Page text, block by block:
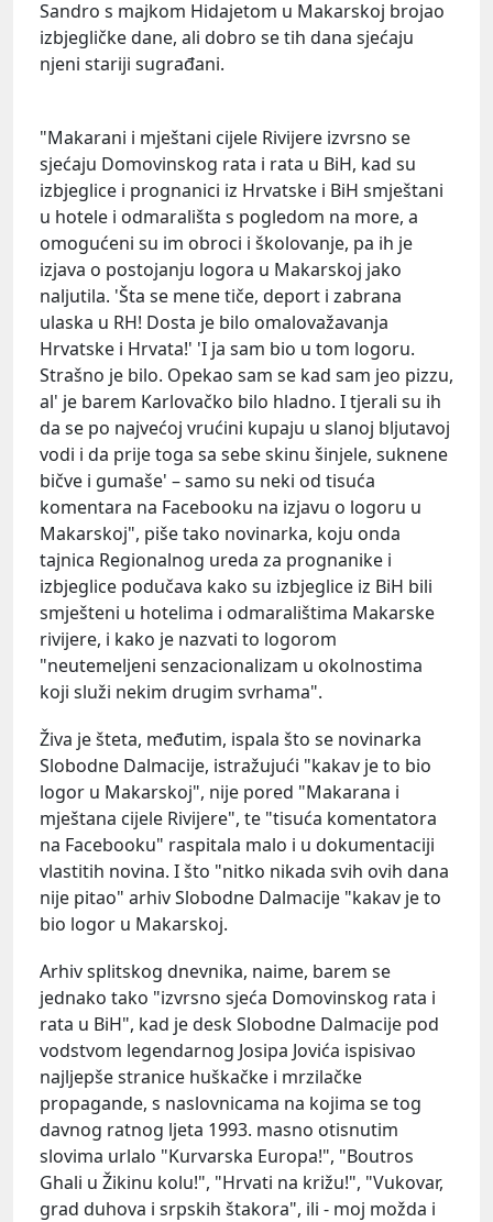
Sandro s majkom Hidajetom u Makarskoj brojao
izbjegličke dane, ali dobro se tih dana sjećaju
njeni stariji sugrađani.
"Makarani i mještani cijele Rivijere izvrsno se
sjećaju Domovinskog rata i rata u BiH, kad su
izbjeglice i prognanici iz Hrvatske i BiH smještani
u hotele i odmarališta s pogledom na more, a
omogućeni su im obroci i školovanje, pa ih je
izjava o postojanju logora u Makarskoj jako
naljutila. 'Šta se mene tiče, deport i zabrana
ulaska u RH! Dosta je bilo omalovažavanja
Hrvatske i Hrvata!' 'I ja sam bio u tom logoru.
Strašno je bilo. Opekao sam se kad sam jeo pizzu,
al' je barem Karlovačko bilo hladno. I tjerali su ih
da se po najvećoj vrućini kupaju u slanoj bljutavoj
vodi i da prije toga sa sebe skinu šinjele, suknene
bičve i gumaše' – samo su neki od tisuća
komentara na Facebooku na izjavu o logoru u
Makarskoj", piše tako novinarka, koju onda
tajnica Regionalnog ureda za prognanike i
izbjeglice podučava kako su izbjeglice iz BiH bili
smješteni u hotelima i odmaralištima Makarske
rivijere, i kako je nazvati to logorom
"neutemeljeni senzacionalizam u okolnostima
koji služi nekim drugim svrhama".
Živa je šteta, međutim, ispala što se novinarka
Slobodne Dalmacije, istražujući "kakav je to bio
logor u Makarskoj", nije pored "Makarana i
mještana cijele Rivijere", te "tisuća komentatora
na Facebooku" raspitala malo i u dokumentaciji
vlastitih novina. I što "nitko nikada svih ovih dana
nije pitao" arhiv Slobodne Dalmacije "kakav je to
bio logor u Makarskoj.
Arhiv splitskog dnevnika, naime, barem se
jednako tako "izvrsno sjeća Domovinskog rata i
rata u BiH", kad je desk Slobodne Dalmacije pod
vodstvom legendarnog Josipa Jovića ispisivao
najljepše stranice huškačke i mrzilačke
propagande, s naslovnicama na kojima se tog
davnog ratnog ljeta 1993. masno otisnutim
slovima urlalo "Kurvarska Europa!", "Boutros
Ghali u Žikinu kolu!", "Hrvati na križu!", "Vukovar,
grad duhova i srpskih štakora", ili - moj možda i